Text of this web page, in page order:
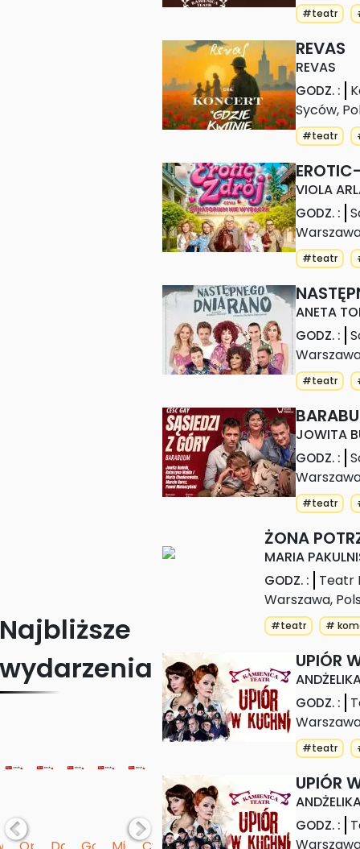
#teatr
REVAS
REVAS
GODZ. :
Syców,
#teatr
VIOLA
GODZ. :
#teatr
ANETA
GODZ. :
#teatr
JOWITA
GODZ. :
#teatr
ŻONA
MARIA
GODZ. :
Teatr
Warszawa,
#teatr #
UPIÓR
GODZ. :
#teatr
UPIÓR
GODZ. :